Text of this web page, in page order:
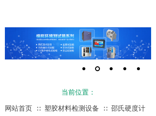
当前位置：
网站首页 ∷ 塑胶材料检测设备 ∷ 邵氏硬度计